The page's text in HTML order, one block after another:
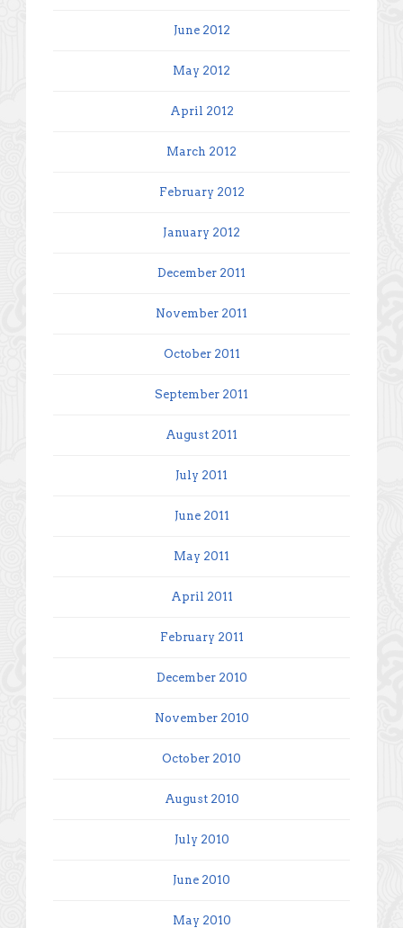
June 2012
May 2012
April 2012
March 2012
February 2012
January 2012
December 2011
November 2011
October 2011
September 2011
August 2011
July 2011
June 2011
May 2011
April 2011
February 2011
December 2010
November 2010
October 2010
August 2010
July 2010
June 2010
May 2010